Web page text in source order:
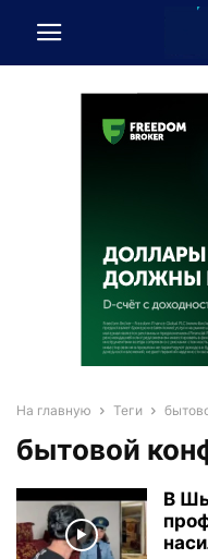
На главную Теги
бытовой
В